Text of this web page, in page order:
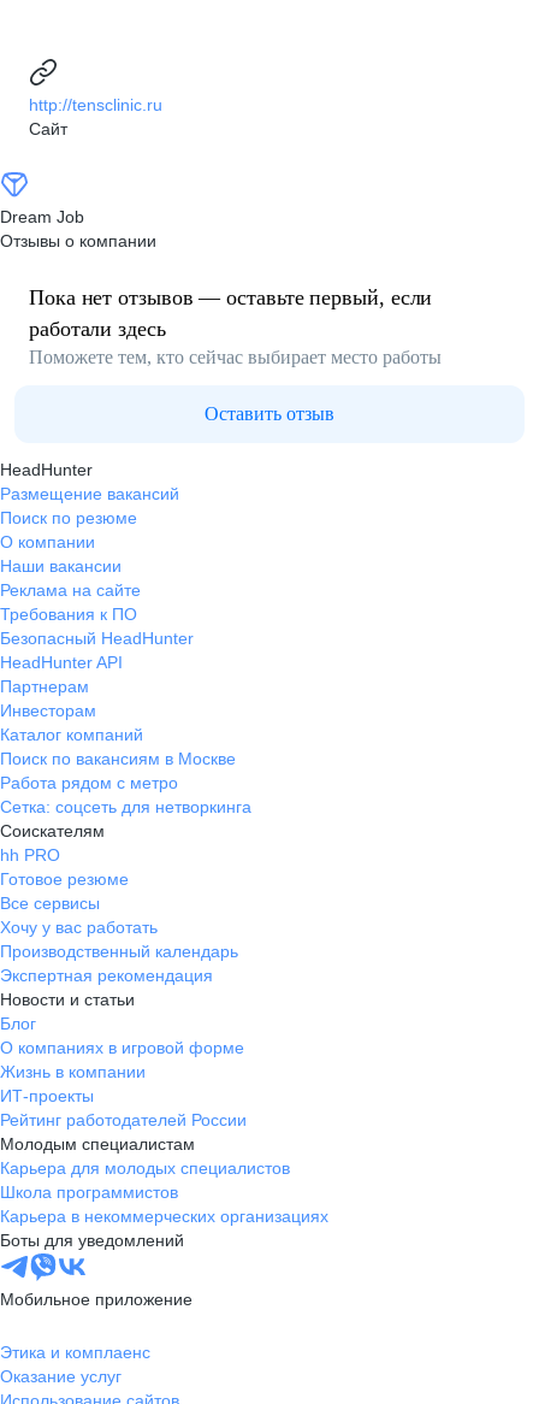
http://tensclinic.ru
Сайт
Dream Job
Отзывы о компании
Пока нет отзывов — оставьте первый, если
работали здесь
Поможете тем, кто сейчас выбирает место работы
Оставить отзыв
HeadHunter
Размещение вакансий
Поиск по резюме
О компании
Наши вакансии
Реклама на сайте
Требования к ПО
Безопасный HeadHunter
HeadHunter API
Партнерам
Инвесторам
Каталог компаний
Поиск по вакансиям в Москве
Работа рядом с метро
Сетка: соцсеть для нетворкинга
Соискателям
hh PRO
Готовое резюме
Все сервисы
Хочу у вас работать
Производственный календарь
Экспертная рекомендация
Новости и статьи
Блог
О компаниях в игровой форме
Жизнь в компании
ИТ-проекты
Рейтинг работодателей России
Молодым специалистам
Карьера для молодых специалистов
Школа программистов
Карьера в некоммерческих организациях
Боты для уведомлений
Мобильное приложение
Этика и комплаенс
Оказание услуг